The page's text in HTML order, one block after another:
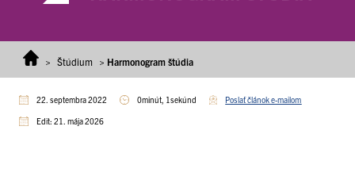
> Štúdium > Harmonogram štúdia
22. septembra 2022 0minút, 1sekúnd Poslať článok e-mailom
Edit: 21. mája 2026